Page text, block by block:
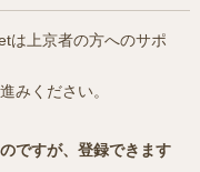
は上京者の方へのサポ
みください。
ですが、登録できます